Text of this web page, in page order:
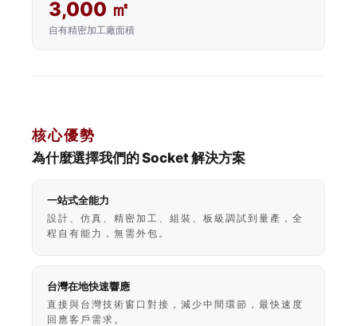
3,000 ㎡
自有精密加工廠面積
核心優勢
為什麼選擇我們的 Socket 解決方案
一站式全能力
設計、仿真、精密加工、組裝、板級調試到量產，全
程自有能力，無需外包。
台灣在地快速響應
直接與台灣技術窗口對接，減少中間環節，最快速度
回應客戶需求。